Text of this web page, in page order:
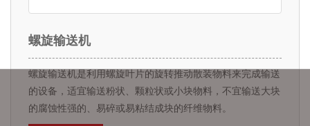
螺旋输送机
螺旋输送机是利用螺旋叶片的旋转推动散装物料来完成输送
的设备，适宜输送粉状、颗粒状或小块物料，不宜输送大块
的腐蚀性强的、易碎或易粘结成块的纤维物料。